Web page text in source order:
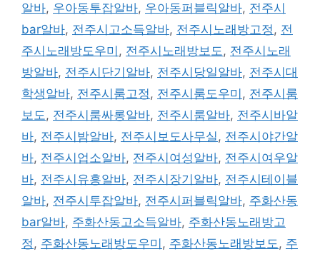
알바, 우아동투잡알바, 우아동퍼블릭알바, 전주시
bar알바, 전주시고소득알바, 전주시노래방고정, 전
주시노래방도우미 , 전주시노래방보도, 전주시노래
방알바, 전주시단기알바, 전주시당일알바, 전주시대
학생알바, 전주시룸고정, 전주시룸도우미 , 전주시룸
보도, 전주시룸싸롱알바, 전주시룸알바, 전주시바알
바, 전주시밤알바, 전주시보도사무실, 전주시야간알
바, 전주시업소알바, 전주시여성알바, 전주시여우알
바, 전주시유흥알바, 전주시장기알바, 전주시테이블
알바, 전주시투잡알바, 전주시퍼블릭알바, 주화산동
bar알바, 주화산동고소득알바, 주화산동노래방고
정, 주화산동노래방도우미 , 주화산동노래방보도, 주